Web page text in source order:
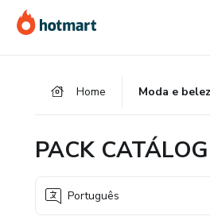
para
o
para
o
para
o
Home Moda e
PACK
Português